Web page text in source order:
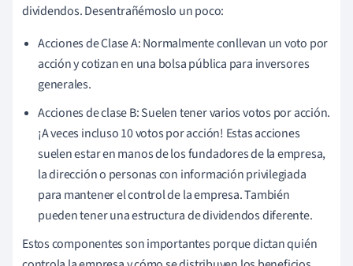
dividendos. Desentrañémoslo un poco:
Acciones de Clase A: Normalmente conllevan un voto por
acción y cotizan en una bolsa pública para inversores
generales.
Acciones de clase B: Suelen tener varios votos por acción.
¡A veces incluso 10 votos por acción! Estas acciones
suelen estar en manos de los fundadores de la empresa,
la dirección o personas con información privilegiada
para mantener el control de la empresa. También
pueden tener una estructura de dividendos diferente.
Estos componentes son importantes porque dictan quién